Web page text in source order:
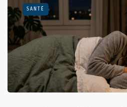
SANTÉ